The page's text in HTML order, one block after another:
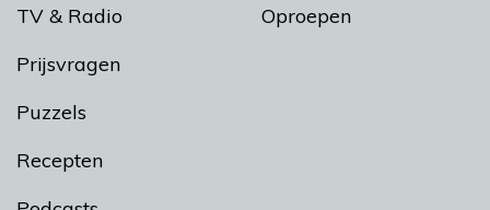
TV & Radio
Prijsvragen
Puzzels
Recepten
Oproepen